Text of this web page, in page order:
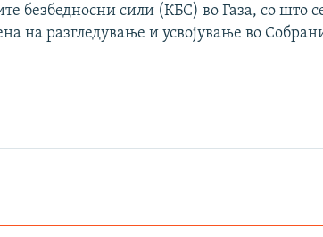
безбедносни сили (КБС) во Газа, со што
на разгледување и усвојување во